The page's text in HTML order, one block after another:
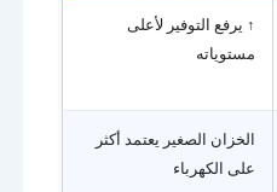
↑ يرفع التوفير لأعلى
مستوياته
الخزان الصغير يعتمد أكثر
على الكهرباء